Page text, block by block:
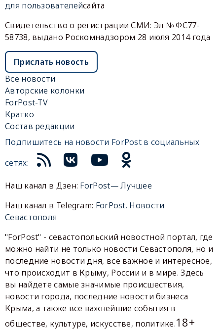
для пользователейсайта
Свидетельство о регистрации СМИ: Эл № ФС77-
58738, выдано Роскомнадзором 28 июля 2014 года
Прислать новость
Все новости
Авторские колонки
ForPost-TV
Кратко
Состав редакции
Подпишитесь на новости ForPost в социальных
сетях:
Наш канал в Дзен: ForPost— Лучшее
Наш канал в Telegram: ForPost. Новости
Севастополя
"ForPost" - севастопольский новостной портал, где
можно найти не только новости Севастополя, но и
последние новости дня, все важное и интересное,
что происходит в Крыму, России и в мире. Здесь
вы найдете самые значимые происшествия,
новости города, последние новости бизнеса
Крыма, а также все важнейшие события в
обществе, культуре, искусстве, политике.18+